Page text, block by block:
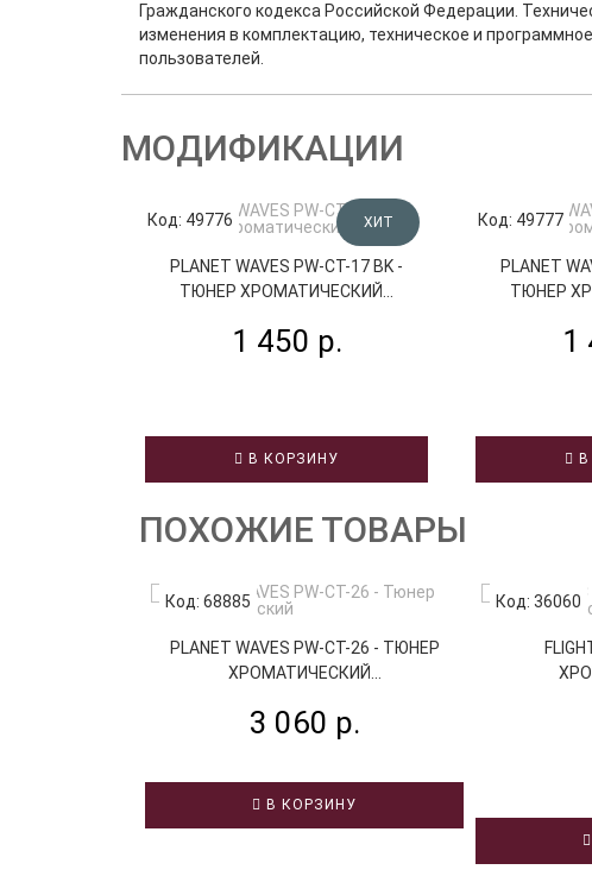
Гражданского кодекса Российской Федерации.
изменения в комплектацию, техническое и
пользователей.
МОДИФИКАЦИИ
Код: 49776 ХИТ
PLANET WAVES PW-CT-17 BK -
ТЮНЕР ХРОМАТИЧЕСКИЙ...
1 450 р.
В КОРЗИНУ
Код: 49777
PLANET
ТЮНЕР
1
ПОХОЖИЕ ТОВАРЫ
Код: 68885
PLANET WAVES PW-CT-26 - ТЮНЕР
ХРОМАТИЧЕСКИЙ...
3 060 р.
В КОРЗИНУ
Код: 36060